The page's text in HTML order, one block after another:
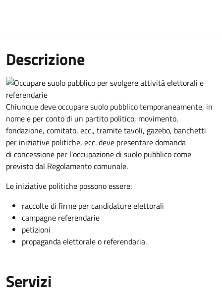
Descrizione
Chiunque deve occupare suolo pubblico temporaneamente, in
nome e per conto di un partito politico, movimento,
fondazione, comitato, ecc., tramite tavoli, gazebo, banchetti
per iniziative politiche, ecc. deve presentare domanda
di concessione per l'occupazione di suolo pubblico come
previsto dal Regolamento comunale.
Le iniziative politiche possono essere:
raccolte di firme per candidature elettorali
campagne referendarie
petizioni
propaganda elettorale o referendaria.
Servizi